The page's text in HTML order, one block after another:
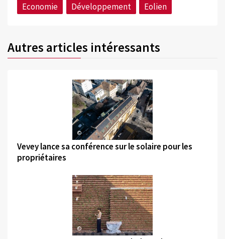
Economie
Développement Eolien
Autres articles intéressants
©
Vevey lance sa conférence sur le solaire pour les
propriétaires
©